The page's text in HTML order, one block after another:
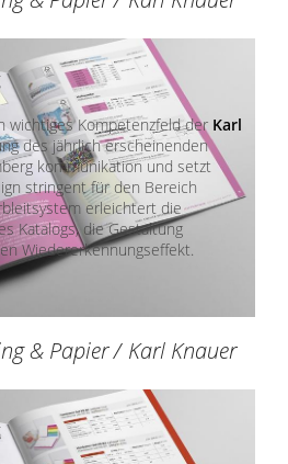
wichtiges Kompetenzfeld der Karl
des jährlich erscheinenden
kommunikation und setzt
stringent für den Bereich
erleichtert die
Katalogs, die Gestaltung
Wiedererkennungseffekt.
& Papier/ Karl Knauer